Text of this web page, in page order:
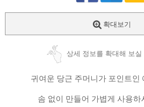
확대보기
상세 정보를 확대해 보
귀여운 당근 주머니가 포인트인
솜 없이 만들어 가볍게 사용하